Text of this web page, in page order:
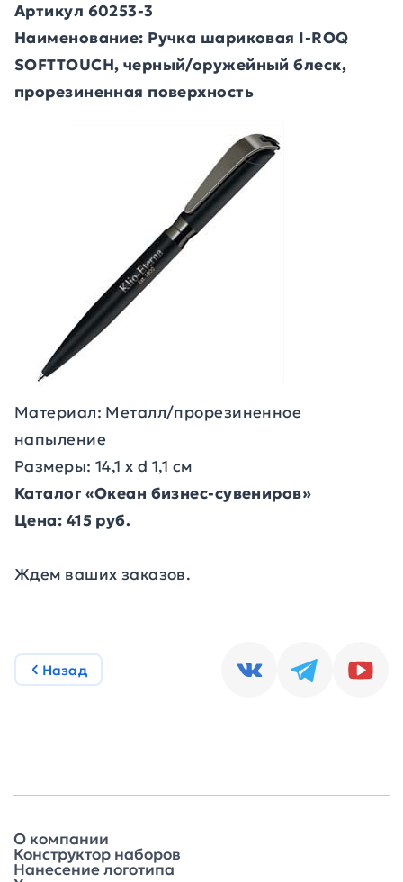
Артикул 60253-3
Наименование: Ручка шариковая I-ROQ
SOFTTOUCH, черный/оружейный блеск,
прорезиненная поверхность
Материал: Металл/прорезиненное
напыление
Размеры: 14,1 х d 1,1 см
Каталог «Океан бизнес-сувениров»
Цена: 415 руб.
Ждем ваших заказов.
Назад
О компании
Конструктор наборов
Нанесение логотипа